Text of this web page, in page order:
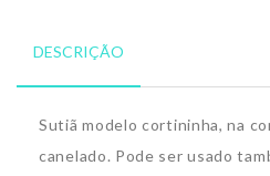
DESCRIÇÃO
Sutiã modelo cortininha, na
canelado. Pode ser usado